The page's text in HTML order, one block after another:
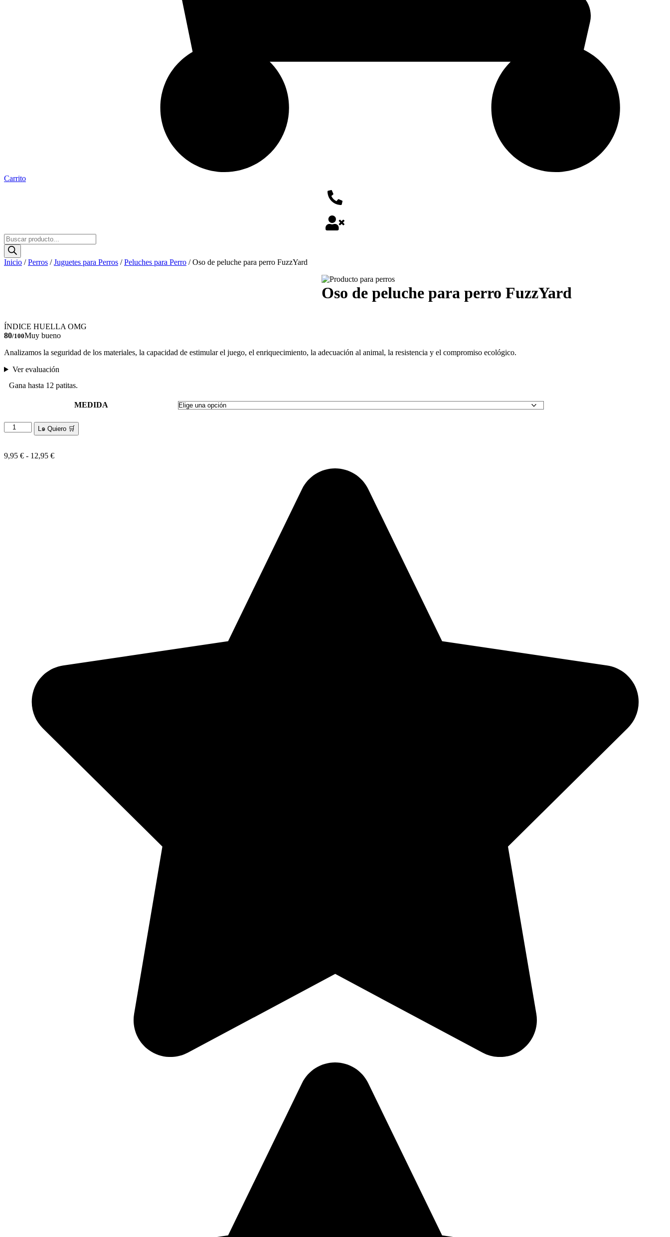
Carrito
Búsqueda
de
productos
Inicio /Perros /Juguetes para Perros /Peluches para Perro / Oso de peluche para perro FuzzYard
Oso de peluche para perro FuzzYard
ÍNDICE HUELLA OMG
80/100Muy bueno
Analizamos la seguridad de los materiales, la capacidad de estimular el juego, el enriquecimiento, la adecuación al animal, la resistencia y el compromiso ecológico.
Ver evaluación
Gana hasta 12 patitas.
MEDIDA
Oso
de
para
perro
L๑ Quiero 🛒
9,95 € - 12,95 €Rango